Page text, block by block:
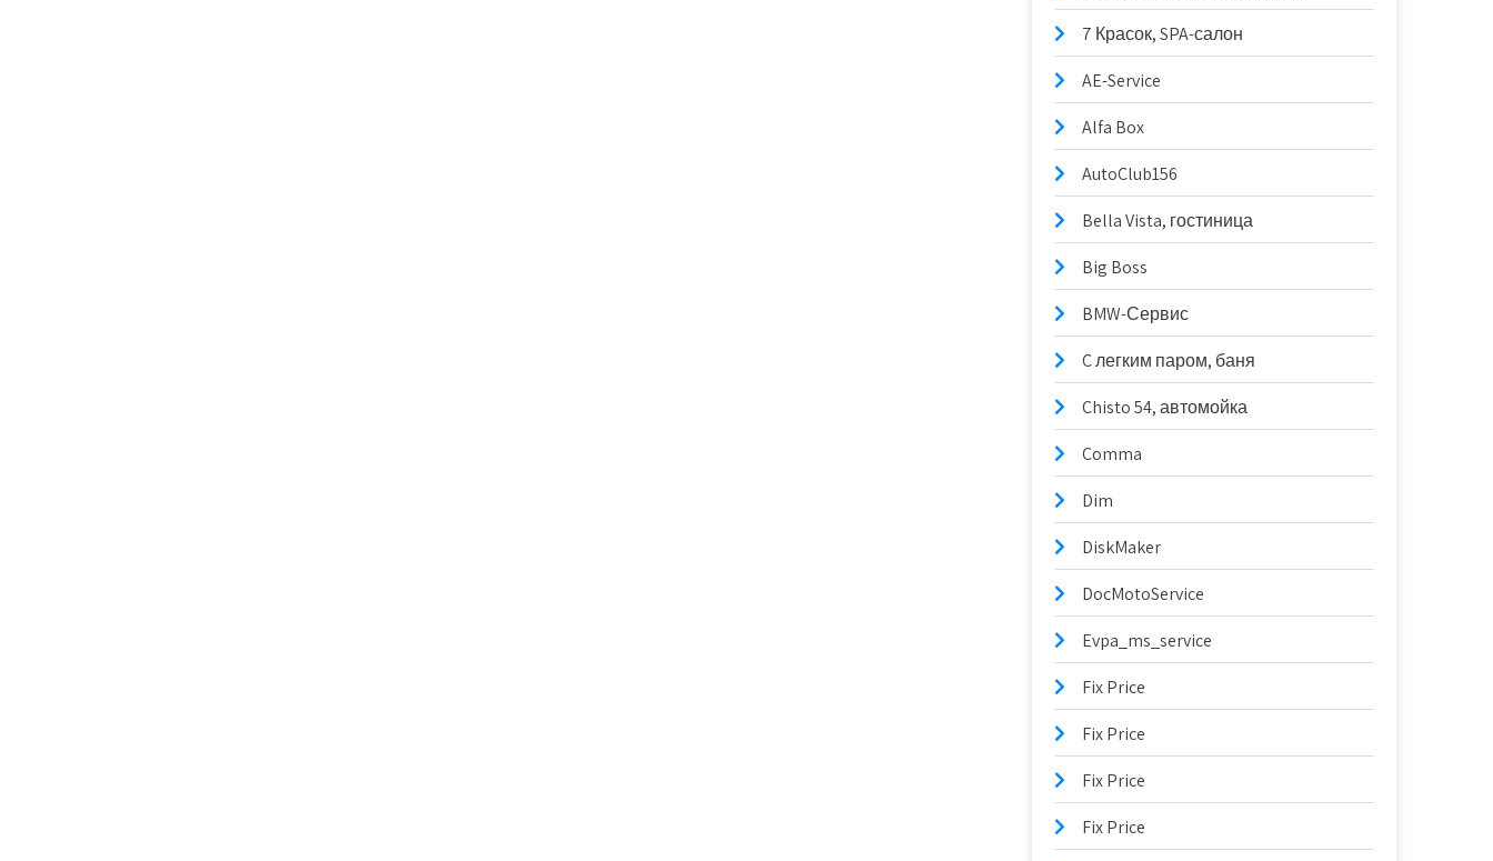
7 Красок, SPA-салон
AE-Service
Alfa Box
AutoClub156
Bella Vista, гостиница
Big Boss
BMW-Сервис
C легким паром, баня
Chisto 54, автомойка
Comma
Dim
DiskMaker
DocMotoService
Evpa_ms_service
Fix Price
Fix Price
Fix Price
Fix Price